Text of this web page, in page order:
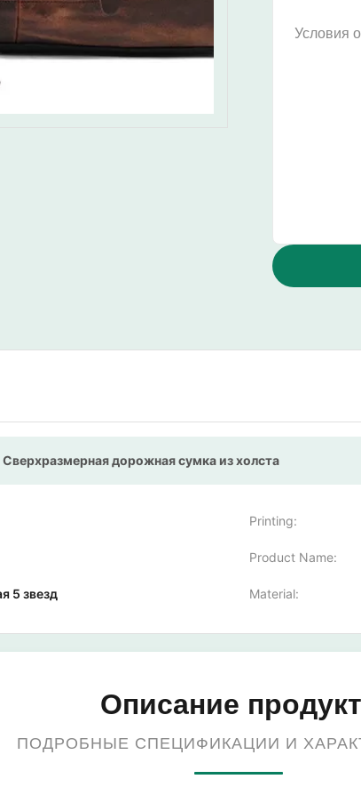
Условия
Сверхразмерная дорожная сумка из холста
Printing:
Product Name:
5 звезд Material:
Описание
ПОДРОБНЫЕ СПЕЦИФИКАЦИИ И